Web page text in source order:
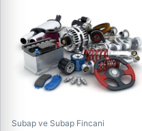
Subap ve Subap Fincani